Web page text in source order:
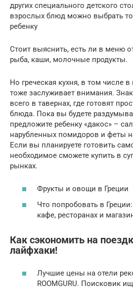
других специального детского
взрослых блюд можно выбрать
ребенку
Стоит выяснить, есть ли в меню
рыба, каши, молочные продукты.
Но греческая кухня, в том числе
тоже заслуживает внимания.
всего в тавернах, где готовят
блюда. Пока вы будете
предложите ребенку «дакос» –
нарубленных помидоров и феты
Если вы планируете готовить
необходимое сможете купить в
рынках.
Фрукты и овощи в Греции
Что попробовать в
кафе, ресторанах и
Как сэкономить на
лайфхаки!
Лучшие цены на отели
ROOMGURU. Поисковик